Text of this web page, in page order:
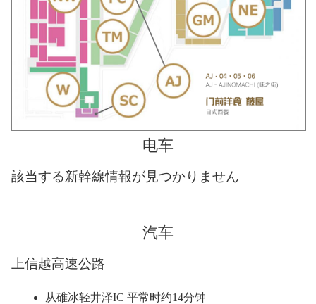
电车
該当する新幹線情報が見つかりません
汽车
上信越高速公路
从碓冰轻井泽IC 平常时约14分钟